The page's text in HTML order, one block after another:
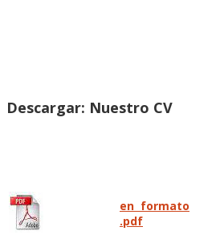
Descargar: Nuestro CV
en formato
.pdf